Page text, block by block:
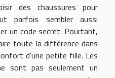
des chaussures pour
parfois sembler aussi
un code secret. Pourtant,
toute la différence dans
d'une petite fille. Les
sont pas seulement un